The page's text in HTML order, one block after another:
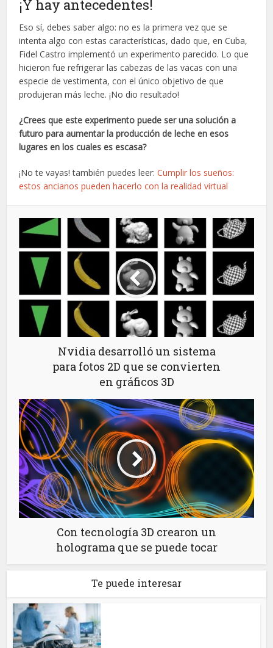
¡Y hay antecedentes!
Eso sí, debes saber algo: no es la primera vez que se
intenta algo con estas características, dado que, en Cuba,
Fidel Castro implementó un experimento parecido. Lo que
hicieron fue refrigerar las cabezas de las vacas con una
especie de vestimenta, con el único objetivo de que
produjeran más leche. ¡No dio resultado!
¿Crees que este experimento puede ser una solución a
futuro para aumentar la producción de leche en esos
lugares en los cuales es escasa?
¡No te vayas! también puedes leer:Cumplir los sueños:
estos ancianos pueden hacerlo con la realidad virtual
Nvidia desarrolló un sistema
para fotos 2D que se convierten
en gráficos 3D
Con tecnología 3D crearon un
holograma que se puede tocar
Te puede interesar